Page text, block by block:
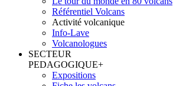
Référentiel Volcans
Activité volcanique
Info-Lave
Volcanologues
SECTEUR
PEDAGOGIQUE+
Expositions